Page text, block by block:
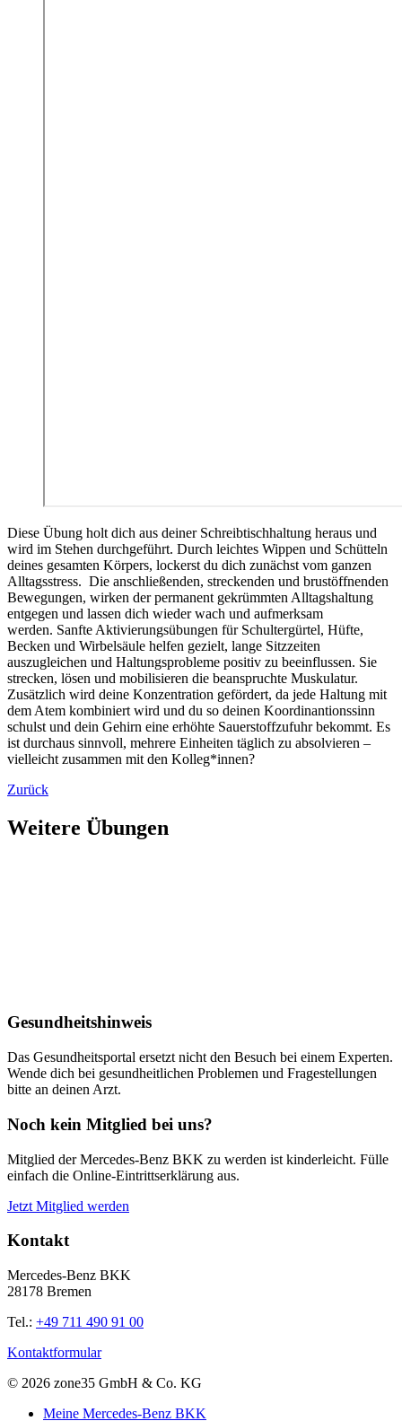
Diese Übung holt dich aus deiner Schreibtischhaltung heraus und
wird im Stehen durchgeführt. Durch leichtes Wippen und Schütteln
deines gesamten Körpers, lockerst du dich zunächst vom ganzen
Alltagsstress. Die anschließenden, streckenden und brustöffnenden
Bewegungen, wirken der permanent gekrümmten Alltagshaltung
entgegen und lassen dich wieder wach und aufmerksam
werden. Sanfte Aktivierungsübungen für Schultergürtel, Hüfte,
Becken und Wirbelsäule helfen gezielt, lange Sitzzeiten
auszugleichen und Haltungsprobleme positiv zu beeinflussen. Sie
strecken, lösen und mobilisieren die beanspruchte Muskulatur.
Zusätzlich wird deine Konzentration gefördert, da jede Haltung mit
dem Atem kombiniert wird und du so deinen Koordinantionssinn
schulst und dein Gehirn eine erhöhte Sauerstoffzufuhr bekommt. Es
ist durchaus sinnvoll, mehrere Einheiten täglich zu absolvieren –
vielleicht zusammen mit den Kolleg*innen?
Zurück
Weitere Übungen
Gesundheitshinweis
Das Gesundheitsportal ersetzt nicht den Besuch bei einem Experten.
Wende dich bei gesundheitlichen Problemen und Fragestellungen
bitte an deinen Arzt.
Noch kein Mitglied bei uns?
Mitglied der Mercedes-Benz BKK zu werden ist kinderleicht. Fülle
einfach die Online-Eintrittserklärung aus.
Jetzt Mitglied werden
Kontakt
Mercedes-Benz BKK
28178 Bremen
Tel.: +49 711 490 91 00
Kontaktformular
© 2026 zone35 GmbH & Co. KG
Meine Mercedes-Benz BKK